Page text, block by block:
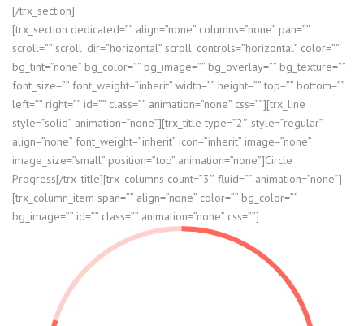
[/trx_section]
[trx_section dedicated=”” align=”none” columns=”none” pan=””
scroll=”” scroll_dir=”horizontal” scroll_controls=”horizontal” color=””
bg_tint=”none” bg_color=”” bg_image=”” bg_overlay=”” bg_texture=””
font_size=”” font_weight=”inherit” width=”” height=”” top=”” bottom=””
left=”” right=”” id=”” class=”” animation=”none” css=””][trx_line
style=”solid” animation=”none”][trx_title type=”2″ style=”regular”
align=”none” font_weight=”inherit” icon=”inherit” image=”none”
image_size=”small” position=”top” animation=”none”]Circle
Progress[/trx_title][trx_columns count=”3″ fluid=”” animation=”none”]
[trx_column_item span=”” align=”none” color=”” bg_color=””
bg_image=”” id=”” class=”” animation=”none” css=””]